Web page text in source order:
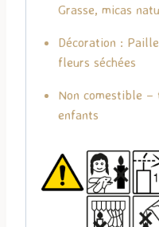
Grasse, micas
Décoration :
fleurs séchées
Non comestible –
enfants